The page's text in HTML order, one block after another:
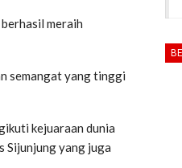
meraih
semangat yang tinggi
kejuaraan dunia
Sijunjung yang juga